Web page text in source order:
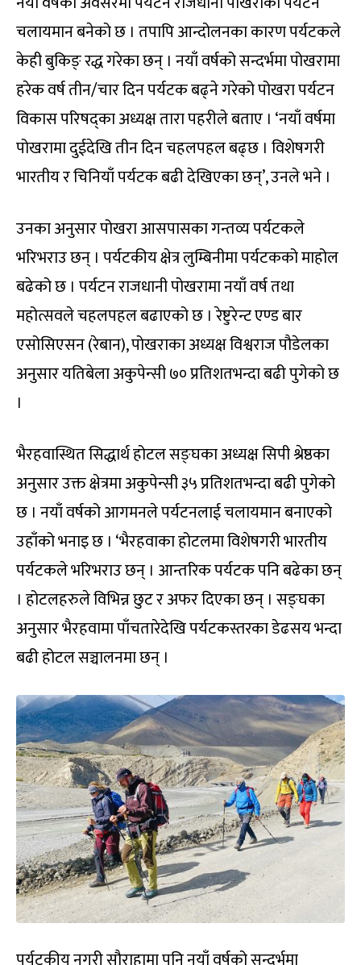
चलायमान बनेको छ । तपापि आन्दोलनका कारण पर्यटकले
केही बुकिङ् रद्ध गरेका छन् । नयाँ वर्षको सन्दर्भमा पोखरामा
हरेक वर्ष तीन/चार दिन पर्यटक बढ्ने गरेको पोखरा पर्यटन
विकास परिषद्का अध्यक्ष तारा पहरीले बताए । ‘नयाँ वर्षमा
पोखरामा दुईदेखि तीन दिन चहलपहल बढ्छ । विशेषगरी
भारतीय र चिनियाँ पर्यटक बढी देखिएका छन्’, उनले भने ।
उनका अनुसार पोखरा आसपासका गन्तव्य पर्यटकले
भरिभराउ छन् । पर्यटकीय क्षेत्र लुम्बिनीमा पर्यटकको माहोल
बढेको छ । पर्यटन राजधानी पोखरामा नयाँ वर्ष तथा
महोत्सवले चहलपहल बढाएको छ । रेष्टुरेन्ट एण्ड बार
एसोसिएसन (रेबान), पोखराका अध्यक्ष विश्वराज पौडेलका
अनुसार यतिबेला अकुपेन्सी ७० प्रतिशतभन्दा बढी पुगेको छ
।
भैरहवास्थित सिद्धार्थ होटल सङ्घका अध्यक्ष सिपी श्रेष्ठका
अनुसार उक्त क्षेत्रमा अकुपेन्सी ३५ प्रतिशतभन्दा बढी पुगेको
छ । नयाँ वर्षको आगमनले पर्यटनलाई चलायमान बनाएको
उहाँको भनाइ छ । ‘भैरहवाका होटलमा विशेषगरी भारतीय
पर्यटकले भरिभराउ छन् । आन्तरिक पर्यटक पनि बढेका छन्
। होटलहरुले विभिन्न छुट र अफर दिएका छन् । सङ्घका
अनुसार भैरहवामा पाँचतारेदेखि पर्यटकस्तरका डेढसय भन्दा
बढी होटल सञ्चालनमा छन् ।